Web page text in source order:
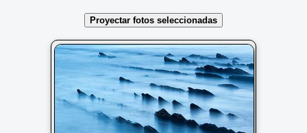
Proyectar fotos seleccionadas